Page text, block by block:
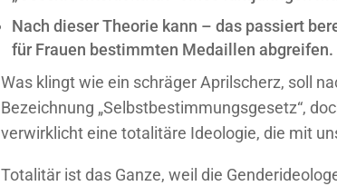
Nach dieser Theorie kann – das passiert
für Frauen bestimmten Medaillen abgreifen.
Was klingt wie ein schräger Aprilscherz, soll
Bezeichnung „Selbstbestimmungsgesetz“,
verwirklicht eine totalitäre Ideologie, die mit
Totalitär ist das Ganze, weil die